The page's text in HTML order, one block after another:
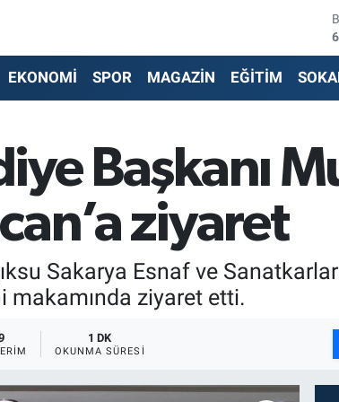
EKONOMİ SPOR MAGAZİN EĞİTİM
Başkanı
ziyaret
Sakarya Esnaf ve
makamında ziyaret etti.
1 DK
OKUNMA SÜRESI